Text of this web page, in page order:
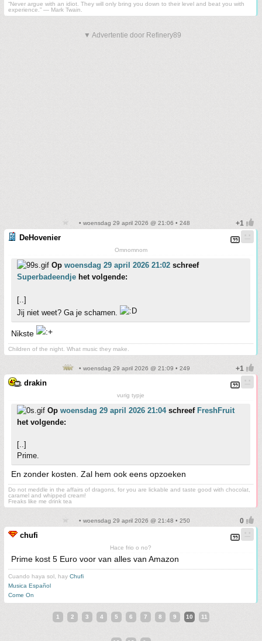
“Never argue with an idiot. They will only bring you down to their level and beat you with
experience.” ― Mark Twain.
▼ Advertentie door Refinery89
• woensdag 29 april 2026 @ 21:06 • 248
DeHovenier
Omnomnom
Op woensdag 29 april 2026 21:02 schreef
Superbadeendje het volgende:
[..]
Jij niet weet? Ga je schamen.
Nikste
Children of the night. What music they make.
• woensdag 29 april 2026 @ 21:09 • 249
drakin
vurig typje
Op woensdag 29 april 2026 21:04schreef FreshFruit
het volgende:
[..]
Prime.
En zonder kosten. Zal hem ook eens opzoeken
Do not meddle in the affairs of dragons, for you are lickable and taste good with chocolat,
caramel and whipped cream!
Freaks like me drink tea
• woensdag 29 april 2026 @ 21:48 • 250
chufi
Hace frio o no?
Prime kost 5 Euro voor van alles van Amazon
Cuando haya sol, hay Chufi
Musica Español
Come On
1 2 3 4 5 6 7 8 9 10 11